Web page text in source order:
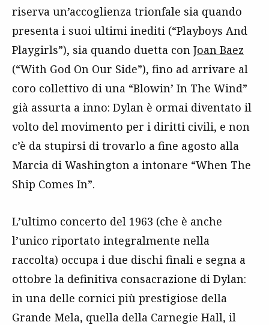
riserva un’accoglienza trionfale sia quando
presenta i suoi ultimi inediti (“Playboys And
Playgirls”), sia quando duetta con Joan Baez
(“With God On Our Side”), fino ad arrivare al
coro collettivo di una “Blowin’ In The Wind”
già assurta a inno: Dylan è ormai diventato il
volto del movimento per i diritti civili, e non
c’è da stupirsi di trovarlo a fine agosto alla
Marcia di Washington a intonare “When The
Ship Comes In”.
L’ultimo concerto del 1963 (che è anche
l’unico riportato integralmente nella
raccolta) occupa i due dischi finali e segna a
ottobre la definitiva consacrazione di Dylan:
in una delle cornici più prestigiose della
Grande Mela, quella della Carnegie Hall, il